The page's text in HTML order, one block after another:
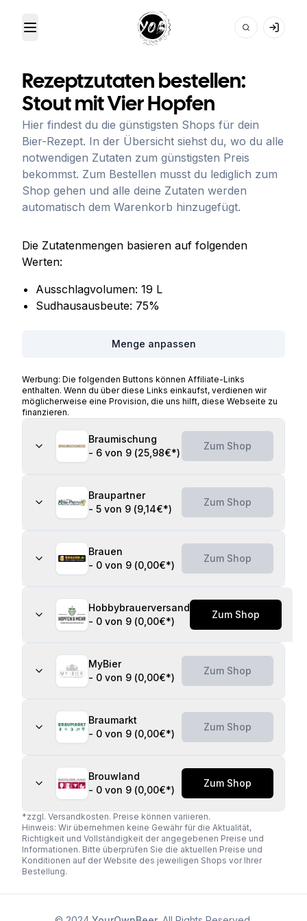
Toggle Menu Your Own Beer
Rezeptzutaten bestellen:
Stout mit Vier Hopfen
Hier findest du die günstigsten Shops für dein
Bier-Rezept. In der Übersicht siehst du, wo du alle
notwendigen Zutaten zum günstigsten Preis
bekommst. Zum Bestellen musst du lediglich zum
Shop gehen und alle deine Zutaten werden
automatisch dem Warenkorb hinzugefügt.
Die Zutatenmengen basieren auf folgenden
Werten:
Ausschlagvolumen: 19 L
Sudhausausbeute: 75%
Menge anpassen
Werbung: Die folgenden Buttons können Affiliate-Links
enthalten. Wenn du über diese Links einkaufst, verdienen wir
möglicherweise eine Provision, die uns hilft, diese Webseite zu
finanzieren.
Braumischung
- 6 von 9 (25,98€*)
Zum Shop
Braupartner
- 5 von 9 (9,14€*)
Zum Shop
Brauen
- 0 von 9 (0,00€*)
Zum Shop
Hobbybrauerversand
- 0 von 9 (0,00€*)
Zum Shop
MyBier
- 0 von 9 (0,00€*)
Zum Shop
Braumarkt
- 0 von 9 (0,00€*)
Zum Shop
Brouwland
- 0 von 9 (0,00€*)
Zum Shop
*zzgl. Versandkosten. Preise können variieren.
Hinweis: Wir übernehmen keine Gewähr für die Aktualität,
Richtigkeit und Vollständigkeit der angegebenen Preise und
Informationen. Bitte überprüfen Sie die aktuellen Preise und
Konditionen auf der Website des jeweiligen Shops vor Ihrer
Bestellung.